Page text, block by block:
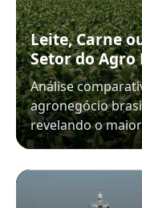
Leite, Carne
Setor do Agro
Análise
agronegócio
revelando o